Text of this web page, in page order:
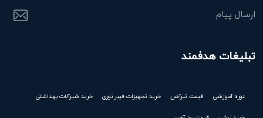
ارسال پیام
تبلیغات هدفمند
دوره آموزشی قیمت تیرآهن خرید تجهیزات فیبر نوری خرید شیرآلات بهداشتی